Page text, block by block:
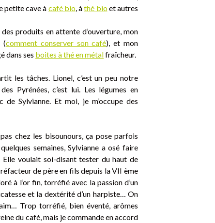
petite cave à café bio, àthé bioet autres
produits en attente d’ouverture, mon
(comment conserver son café), et mon
dans ses boites à thé en métalfraîcheur.
les tâches. Lionel, c’est un peu notre
Pyrénées, c’est lui. Les légumes en
de Sylvianne. Et moi, je m’occupe des
chez les bisounours, ça pose parfois
semaines, Sylvianne a osé faire
voulait soi-disant tester du haut de
de père en fils depuis la VII ème
à l’or fin, torréfié avec la passion d’un
et la dextérité d’un harpiste… On
Trop torréfié, bien éventé, arômes
du café, mais je commande en accord